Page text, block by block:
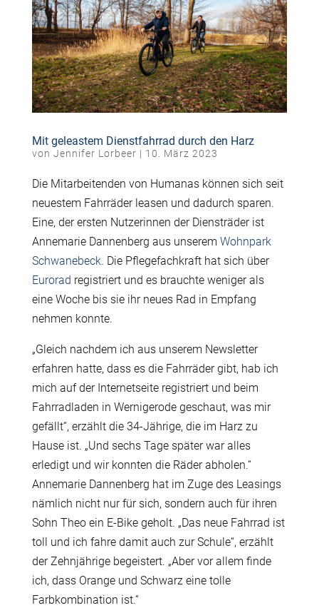
Mit geleastem Dienstfahrrad durch den Harz
von Jennifer Lorbeer | 10. März 2023
Die Mitarbeitenden von Humanas können sich seit
neuestem Fahrräder leasen und dadurch sparen.
Eine, der ersten Nutzerinnen der Diensträder ist
Annemarie Dannenberg aus unserem Wohnpark
Schwanebeck. Die Pflegefachkraft hat sich über
Eurorad registriert und es brauchte weniger als
eine Woche bis sie ihr neues Rad in Empfang
nehmen konnte.
„Gleich nachdem ich aus unserem Newsletter
erfahren hatte, dass es die Fahrräder gibt, hab ich
mich auf der Internetseite registriert und beim
Fahrradladen in Wernigerode geschaut, was mir
gefällt“, erzählt die 34-Jährige, die im Harz zu
Hause ist. „Und sechs Tage später war alles
erledigt und wir konnten die Räder abholen.“
Annemarie Dannenberg hat im Zuge des Leasings
nämlich nicht nur für sich, sondern auch für ihren
Sohn Theo ein E-Bike geholt. „Das neue Fahrrad ist
toll und ich fahre damit auch zur Schule“, erzählt
der Zehnjährige begeistert. „Aber vor allem finde
ich, dass Orange und Schwarz eine tolle
Farbkombination ist.“